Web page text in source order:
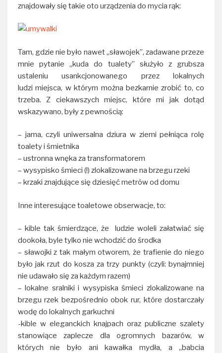
znajdowały się takie oto urządzenia do mycia rąk:
Tam, gdzie nie było nawet „sławojek”, zadawane przeze
mnie pytanie „kuda do tualety” służyło z grubsza
ustaleniu usankcjonowanego przez lokalnych
ludzi miejsca, w którym można bezkarnie zrobić to, co
trzeba. Z ciekawszych miejsc, które mi jak dotąd
wskazywano, były z pewnością:
– jama, czyli uniwersalna dziura w ziemi pełniąca rolę
toalety i śmietnika
– ustronna wnęka za transformatorem
– wysypisko śmieci (!) zlokalizowane na brzegu rzeki
– krzaki znajdujące się dziesięć metrów od domu
Inne interesujące toaletowe obserwacje, to:
– kible tak śmierdzące, że ludzie woleli załatwiać się
dookoła, byle tylko nie wchodzić do środka
– sławojki z tak małym otworem, że trafienie do niego
było jak rzut do kosza za trzy punkty (czyli: bynajmniej
nie udawało się za każdym razem)
– lokalne sralniki i wysypiska śmieci zlokalizowane na
brzegu rzek bezpośrednio obok rur, które dostarczały
wodę do lokalnych garkuchni
-kible w eleganckich knajpach oraz publiczne szalety
stanowiące zaplecze dla ogromnych bazarów, w
których nie było ani kawałka mydła, a „babcia